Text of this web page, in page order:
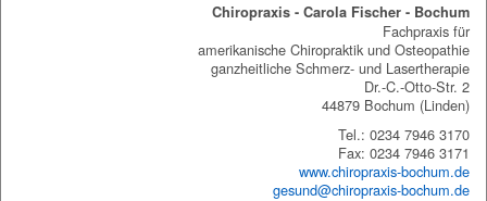
Chiropraxis - Carola Fischer - Bochum
Fachpraxis für
amerikanische Chiropraktik und Osteopathie
ganzheitliche Schmerz- und Lasertherapie
Dr.-C.-Otto-Str. 2
44879 Bochum (Linden)
Tel.: 0234 7946 3170
Fax: 0234 7946 3171
www.chiropraxis-bochum.de
gesund@chiropraxis-bochum.de